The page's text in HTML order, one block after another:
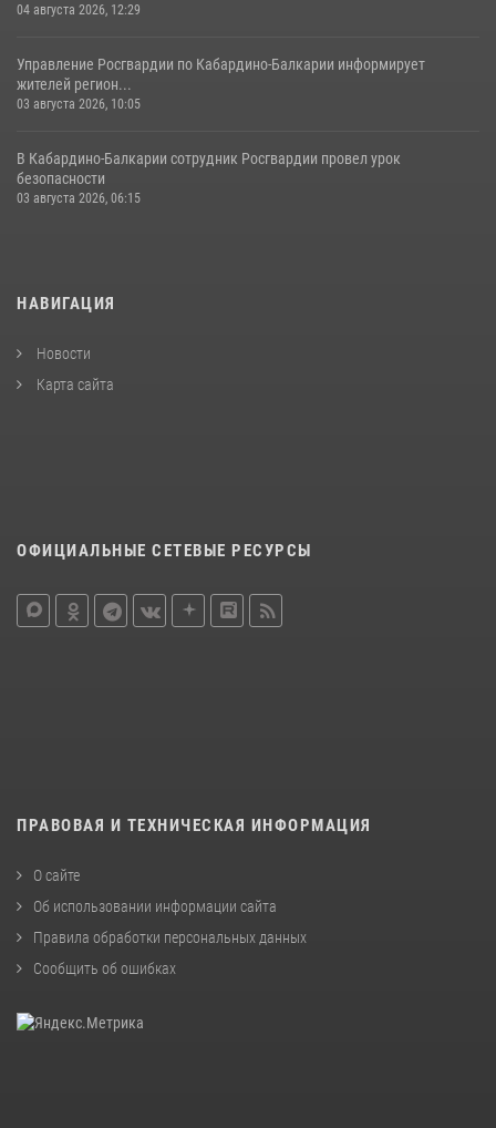
04 августа 2026, 12:29
Управление Росгвардии по Кабардино-Балкарии информирует
жителей регион...
03 августа 2026, 10:05
В Кабардино‑Балкарии сотрудник Росгвардии провел урок
безопасности
03 августа 2026, 06:15
НАВИГАЦИЯ
Новости
Карта сайта
ОФИЦИАЛЬНЫЕ СЕТЕВЫЕ РЕСУРСЫ
ПРАВОВАЯ И ТЕХНИЧЕСКАЯ ИНФОРМАЦИЯ
О сайте
Об использовании информации сайта
Правила обработки персональных данных
Сообщить об ошибках